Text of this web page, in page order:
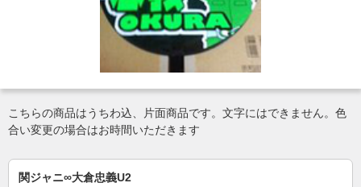
こちらの商品はうちわ込、片面商品です。文字にはできません。色
合い変更の場合はお時間いただきます
関ジャニ∞大倉忠義U2